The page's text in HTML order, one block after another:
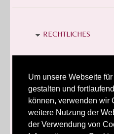
Um unsere Webseite
gestalten und
können, verwenden wir
weitere Nutzung der
der Verwendung von
RECHTLICHES
P.E.B.